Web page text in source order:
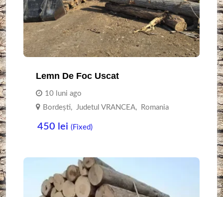
Lemn De Foc Uscat
10 luni ago
Bordești, Judetul VRANCEA, Romania
450 lei (Fixed)